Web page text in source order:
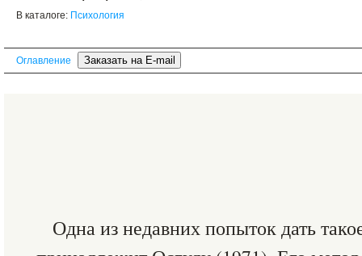
В каталоге: Психология
Оглавление
Одна из недавних попыток дать